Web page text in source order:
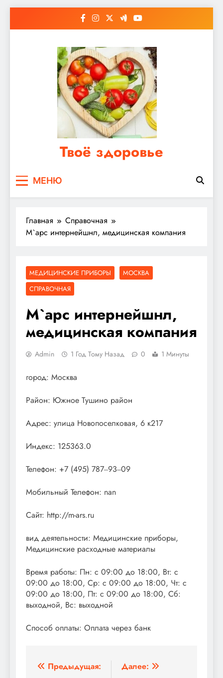
Твоё здоровье
мужском здоровье
МЕНЮ
Главная
Справочная
М`арс интернейшнл, медицинская компания
МЕДИЦИНСКИЕ ПРИБОРЫ
МОСКВА
СПРАВОЧНАЯ
М`арс интернейшнл,
медицинская компания
Admin 1 Год Тому Назад 0 1 Минуты
город: Москва
Район: Южное Тушино район
Адрес: улица Новопоселковая, 6 к217
Индекс: 125363.0
Телефон: +7 (495) 787‒93‒09
Мобильный Телефон: nan
Сайт: http://m-ars.ru
вид деятельности: Медицинские приборы,
Медицинские расходные материалы
Время работы: Пн: с 09:00 до 18:00, Вт: с
09:00 до 18:00, Ср: с 09:00 до 18:00, Чт: с
09:00 до 18:00, Пт: с 09:00 до 18:00, Сб:
выходной, Вс: выходной
Способ оплаты: Оплата через банк
Навигация
Предыдущая:
Далее: